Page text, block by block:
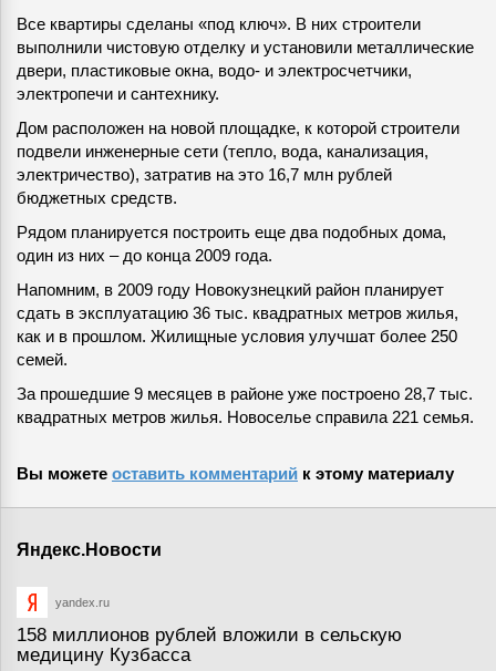
Все квартиры сделаны «под ключ». В них строители
выполнили чистовую отделку и установили металлические
двери, пластиковые окна, водо- и электросчетчики,
электропечи и сантехнику.
Дом расположен на новой площадке, к которой строители
подвели инженерные сети (тепло, вода, канализация,
электричество), затратив на это 16,7 млн рублей
бюджетных средств.
Рядом планируется построить еще два подобных дома,
один из них – до конца 2009 года.
Напомним, в 2009 году Новокузнецкий район планирует
сдать в эксплуатацию 36 тыс. квадратных метров жилья,
как и в прошлом. Жилищные условия улучшат более 250
семей.
За прошедшие 9 месяцев в районе уже построено 28,7 тыс.
квадратных метров жилья. Новоселье справила 221 семья.
Вы можете оставить комментарий к этому материалу
Яндекс.Новости
yandex.ru
158 миллионов рублей вложили в сельскую
медицину Кузбасса